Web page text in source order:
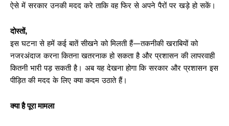
ऐसे में सरकार उनकी मदद करे ताकि वह फिर से अपने पैरों पर खड़े हो सकें।
दोस्तों,
इस घटना से हमें कई बातें सीखने को मिलती हैं—तकनीकी खराबियों को
नजरअंदाज करना कितना खतरनाक हो सकता है और प्रशासन की लापरवाही
कितनी भारी पड़ सकती है। अब यह देखना होगा कि सरकार और प्रशासन इस
पीड़ित की मदद के लिए क्या कदम उठाते हैं।
क्या है पूरा मामला